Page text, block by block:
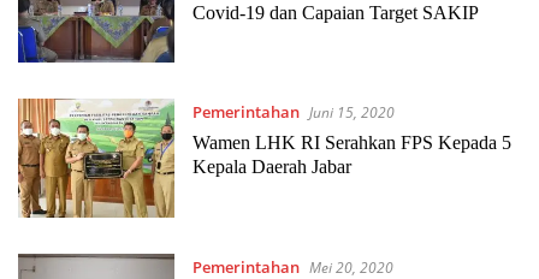
Covid-19 dan Capaian Target SAKIP
Pemerintahan Juni 15, 2020
Wamen LHK RI Serahkan FPS Kepada 5
Kepala Daerah Jabar
Pemerintahan Mei 20, 2020